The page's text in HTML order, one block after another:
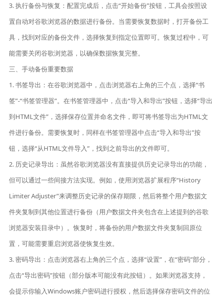
3. 执行备份与恢复：配置完成后，点击“开始备份”按钮，工具会按照设
置自动对谷歌浏览器的数据进行备份。当需要恢复数据时，打开备份工
具，找到对应的备份文件，选择恢复到指定位置即可。恢复过程中，可
能需要关闭谷歌浏览器，以确保数据恢复完整。
三、手动备份重要数据
1. 书签导出：在谷歌浏览器中，点击浏览器右上角的三个点，选择“书
签”-“书签管理器”。在书签管理器中，点击“导入和导出”按钮，选择“导出
到HTML文件”，选择保存位置并命名文件，即可将书签导出为HTML文
件进行备份。需要恢复时，同样在书签管理器中点击“导入和导出”按
钮，选择“从HTML文件导入”，找到之前导出的文件即可。
2. 历史记录导出：虽然谷歌浏览器没有直接提供历史记录导出的功能，
但可以通过一些间接方法实现。例如，使用浏览器扩展程序“History
Limiter Adjuster”来调整历史记录的保存期限，然后将整个用户数据文
件夹复制到其他位置进行备份（用户数据文件夹包含在上述提到的谷歌
浏览器安装目录中）。恢复时，将备份的用户数据文件夹复制回原位
置，可能需要重启浏览器使恢复生效。
3. 密码导出：点击浏览器右上角的三个点，选择“设置”，在“密码”部分，
点击“导出密码”按钮（部分版本可能没有此按钮）。如果浏览器支持，
会提示你输入Windows账户密码进行授权，然后选择保存密码文件的位